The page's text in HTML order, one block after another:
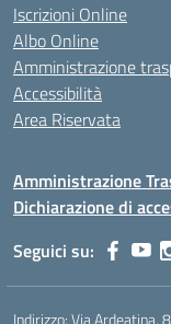
Iscrizioni Online
Albo Online
Amministrazione
Accessibilità
Area Riservata
Amministrazione
Dichiarazione di
Seguici su:
Indirizzo:Via Ardeatina,